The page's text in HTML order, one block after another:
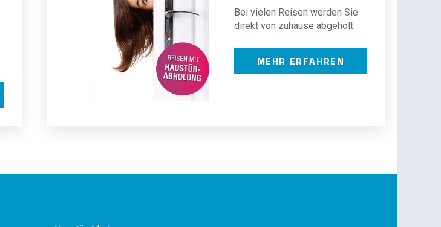
Bei vielen Reisen werden Sie
direkt von zuhause abgeholt.
MEHR ERFAHREN